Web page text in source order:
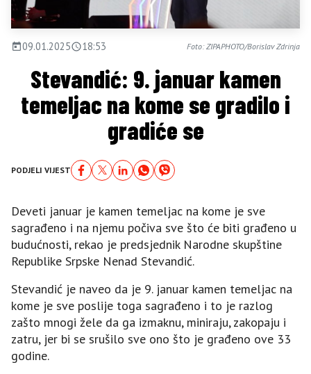
09.01.2025 18:53 Foto: ZIPAPHOTO/Borislav Zdrinja
Stevandić: 9. januar kamen
temeljac na kome se gradilo i
gradiće se
PODJELI VIJEST
Deveti januar je kamen temeljac na kome je sve
sagrađeno i na njemu počiva sve što će biti građeno u
budućnosti, rekao je predsjednik Narodne skupštine
Republike Srpske Nenad Stevandić.
Stevandić je naveo da je 9. januar kamen temeljac na
kome je sve poslije toga sagrađeno i to je razlog
zašto mnogi žele da ga izmaknu, miniraju, zakopaju i
zatru, jer bi se srušilo sve ono što je građeno ove 33
godine.